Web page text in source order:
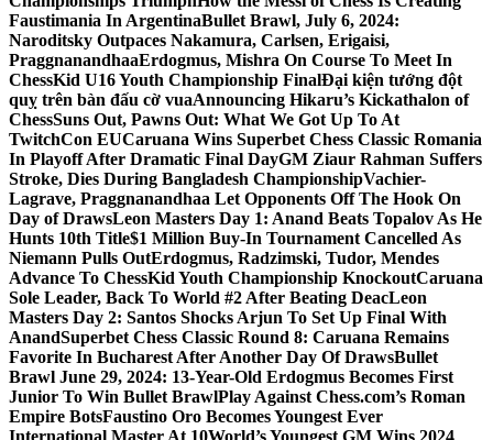
Faustimania In ArgentinaBullet Brawl, July 6, 2024:
Naroditsky Outpaces Nakamura, Carlsen, Erigaisi,
PraggnanandhaaErdogmus, Mishra On Course To Meet In
ChessKid U16 Youth Championship FinalĐại kiện tướng đột
quỵ trên bàn đấu cờ vuaAnnouncing Hikaru’s Kickathalon of
ChessSuns Out, Pawns Out: What We Got Up To At
TwitchCon EUCaruana Wins Superbet Chess Classic Romania
In Playoff After Dramatic Final DayGM Ziaur Rahman Suffers
Stroke, Dies During Bangladesh ChampionshipVachier-
Lagrave, Praggnanandhaa Let Opponents Off The Hook On
Day of DrawsLeon Masters Day 1: Anand Beats Topalov As He
Hunts 10th Title$1 Million Buy-In Tournament Cancelled As
Niemann Pulls OutErdogmus, Radzimski, Tudor, Mendes
Advance To ChessKid Youth Championship KnockoutCaruana
Sole Leader, Back To World #2 After Beating DeacLeon
Masters Day 2: Santos Shocks Arjun To Set Up Final With
AnandSuperbet Chess Classic Round 8: Caruana Remains
Favorite In Bucharest After Another Day Of DrawsBullet
Brawl June 29, 2024: 13-Year-Old Erdogmus Becomes First
Junior To Win Bullet BrawlPlay Against Chess.com’s Roman
Empire BotsFaustino Oro Becomes Youngest Ever